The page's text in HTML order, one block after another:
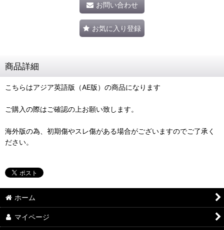
お問い合わせ
お気に入り登録
商品詳細
こちらはアジア英語版（AE版）の商品になります
ご購入の際はご確認の上お願い致します。
海外版の為、初期傷やスレ傷がある場合がございますのでご了承く
ださい。
ホーム
マイページ